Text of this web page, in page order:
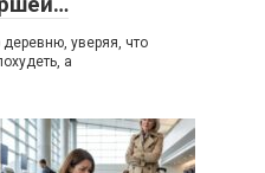
уверяя, что
а